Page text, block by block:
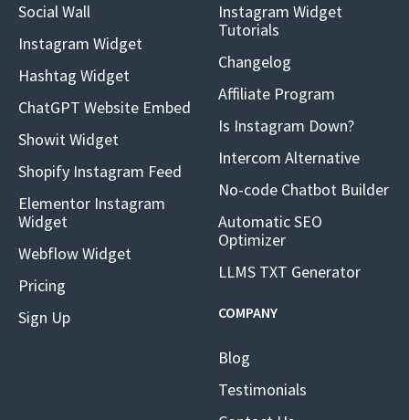
Social Wall
Instagram Widget
Hashtag Widget
ChatGPT Website Embed
Showit Widget
Shopify Instagram Feed
Elementor Instagram
Widget
Webflow Widget
Pricing
Sign Up
Instagram Widget
Tutorials
Changelog
Affiliate Program
Is Instagram Down?
Intercom Alternative
No-code Chatbot Builder
Automatic SEO
Optimizer
LLMS TXT Generator
COMPANY
Blog
Testimonials